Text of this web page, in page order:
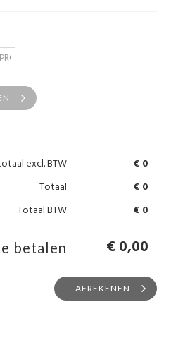
excl. BTW
€ 0
Totaal
€ 0
Totaal BTW
€ 0
betalen € 0,00
AFREKENEN